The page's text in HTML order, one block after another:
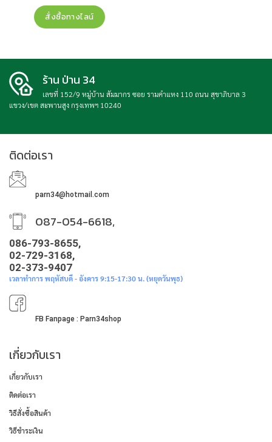
สั่งซื้อทางไลน์
ร้าน ป่าน 34
เลขที่ 152/9 หมู่บ้าน สัมมากร ซอย รามคำแหง 110 ถนน สุขาภิบาล 3
แขวง/เขต สะพานสูง กรุงเทพฯ 10240
ติดต่อเรา
parn34@hotmail.com
087-054-6618,
086-793-8655,
02-729-3168,
02-373-9407
เวลาทำการ พฤหัสบดี - อังคาร 9:15-17:30 น. (หยุดวันพุธ)
FB Fanpage : Parn34shop
เกี่ยวกับเรา
เกี่ยวกับเรา
ติดต่อเรา
วิธีสั่งซื้อสินค้า
วิธีชำระเงิน